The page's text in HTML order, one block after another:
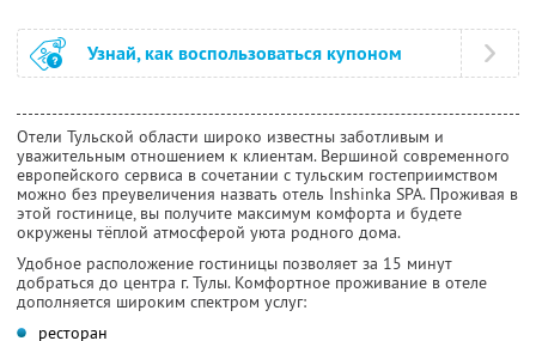
Узнай, как воспользоваться купоном
Отели Тульской области широко известны заботливым и
уважительным отношением к клиентам. Вершиной современного
европейского сервиса в сочетании с тульским гостеприимством
можно без преувеличения назвать отель Inshinka SPA. Проживая в
этой гостинице, вы получите максимум комфорта и будете
окружены тёплой атмосферой уюта родного дома.
Удобное расположение гостиницы позволяет за 15 минут
добраться до центра г. Тулы. Комфортное проживание в отеле
дополняется широким спектром услуг:
ресторан